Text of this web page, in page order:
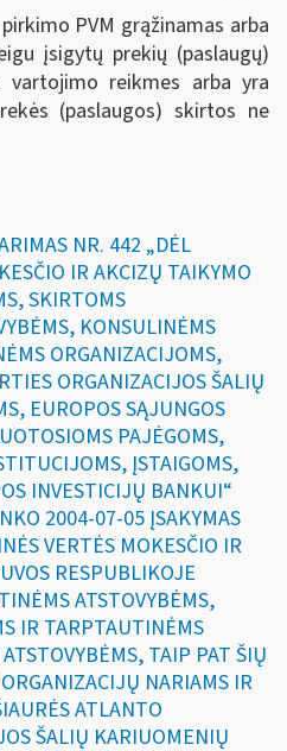
PVM grąžinamas arba
įsigytų prekių (paslaugų)
vartojimo reikmes arba yra
(paslaugos) skirtos ne
NR. 442 „DĖL
IR AKCIZŲ TAIKYMO
SKIRTOMS
KONSULINĖMS
ORGANIZACIJOMS,
ORGANIZACIJOS ŠALIŲ
EUROPOS SĄJUNGOS
PAJĖGOMS,
ĮSTAIGOMS,
INVESTICIJŲ BANKUI“
2004-07-05 ĮSAKYMAS
VERTĖS MOKESČIO IR
RESPUBLIKOJE
ATSTOVYBĖMS,
IR TARPTAUTINĖMS
TAIP PAT ŠIŲ
NARIAMS IR
ATLANTO
ŠALIŲ KARIUOMENIŲ